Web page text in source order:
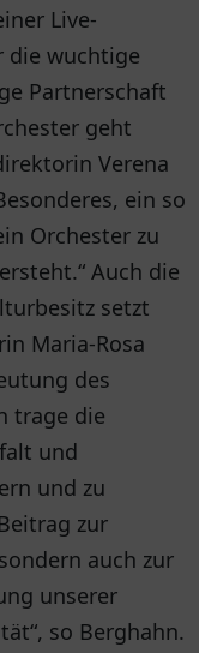
Live-
die wuchtige
Partnerschaft
geht
Verena
ein so
Orchester zu
Auch die
setzt
Maria-Rosa
des
trage die
und
und zu
zur
auch zur
unserer
so Berghahn.